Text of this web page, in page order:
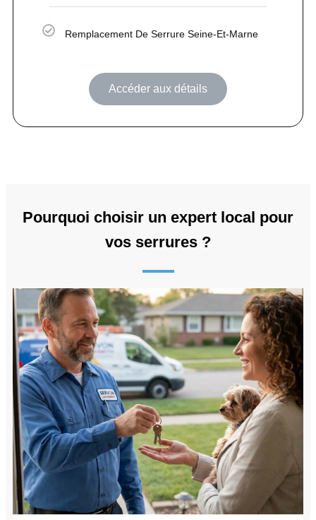
Remplacement De Serrure Seine-Et-Marne
Accéder aux détails
Pourquoi choisir un expert local pour
vos serrures ?